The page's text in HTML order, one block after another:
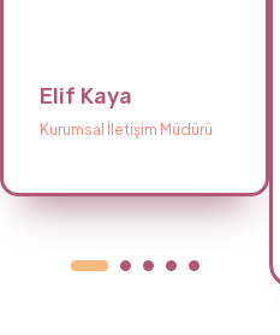
Elif Kaya
Kurumsal İletişim Müdürü